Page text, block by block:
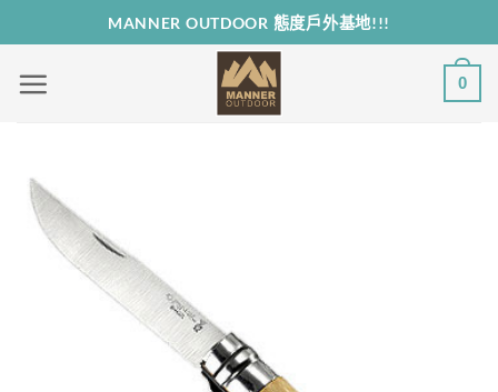
to
content
MANNER OUTDOOR 態度戶外基地!!!
0